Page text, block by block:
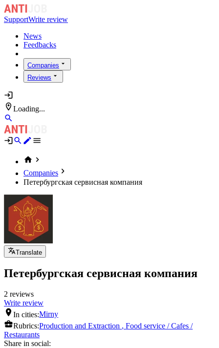
SupportWrite review
News
Feedbacks
Companies
Reviews
Loading...
Companies
Петербургская сервисная компания
Translate
Петербургская сервисная компания
2 reviews
Write review
In cities:Mirny
Rubrics:Production and Extraction ,Food service / Cafes /
Restaurants
Share in social: